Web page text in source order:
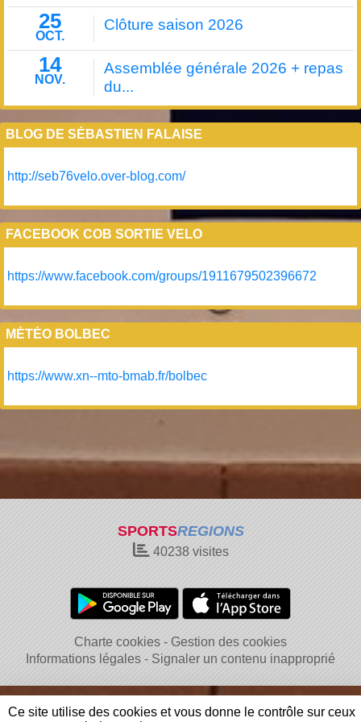
25
OCT.
Clôture saison 2026
14
NOV.
Assemblée générale 2026 + repas
du...
BLOG DE SÉBASTIEN FALAISE
http://seb76velo.over-blog.com/
FACEBOOK COB SORTIE VELO
https://www.facebook.com/groups/1911679502396672
MÉTÉO BOLBEC
https://www.xn--mto-bmab.fr/bolbec
SPORTSREGIONS
40238visites
Charte cookies
Gestion des cookies
Informations légales
Signaler un contenu inapproprié
Ce site utilise des cookies et vous donne le contrôle sur ceux